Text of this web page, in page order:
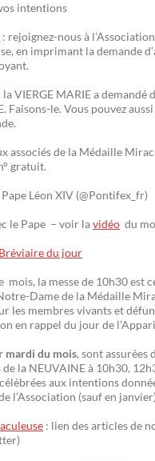
intentions
: rejoignez-nous à
en imprimant la demande
la VIERGE MARIE a demandé
Faisons-le. Vous pouvez
associés de la Médaille
gratuit.
Léon XIV (@Pontifex_fr)
le Pape – voir lavidéo du
Bréviaire du jour
mois, la messe de 10h30 est
Dame de la Médaille
les membres vivants et
en rappel du jour de
mardi du mois, sont assurées
de la NEUVAINE à 10h30,
aux intentions
l’Association (sauf en janvier)
: lien des articles de